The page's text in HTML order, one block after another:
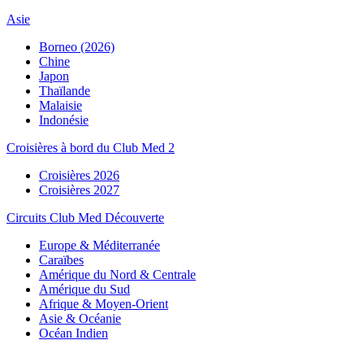
Asie
Borneo (2026)
Chine
Japon
Thaïlande
Malaisie
Indonésie
Croisières à bord du Club Med 2
Croisières 2026
Croisières 2027
Circuits Club Med Découverte
Europe & Méditerranée
Caraïbes
Amérique du Nord & Centrale
Amérique du Sud
Afrique & Moyen-Orient
Asie & Océanie
Océan Indien